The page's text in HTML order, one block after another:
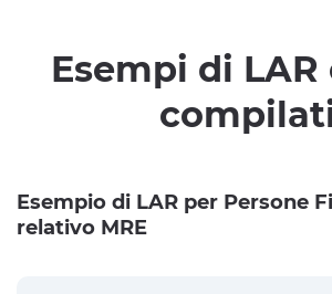
Esempi di LAR
Esempio di LAR per Persone
relativo MRE